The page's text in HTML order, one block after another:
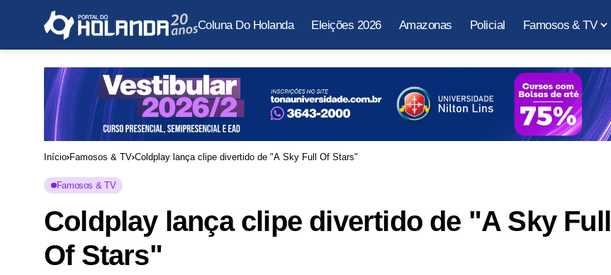
Coluna Do Holanda Eleições 2026 Amazonas Policial Famosos & TV
Início Famosos & TV Coldplay lança clipe divertido de "A Sky Full Of Stars"
Famosos & TV
Coldplay lança clipe divertido de "A Sky Full
Of Stars"